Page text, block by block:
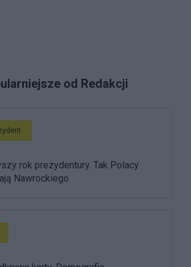
od Redakcji
rok prezydentury. Tak Polacy
Nawrockiego